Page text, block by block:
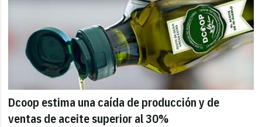
Dcoop estima una caída de producción y de
ventas de aceite superior al 30%